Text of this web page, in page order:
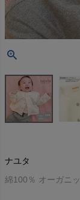
ナユタ
綿100％ オーガニ